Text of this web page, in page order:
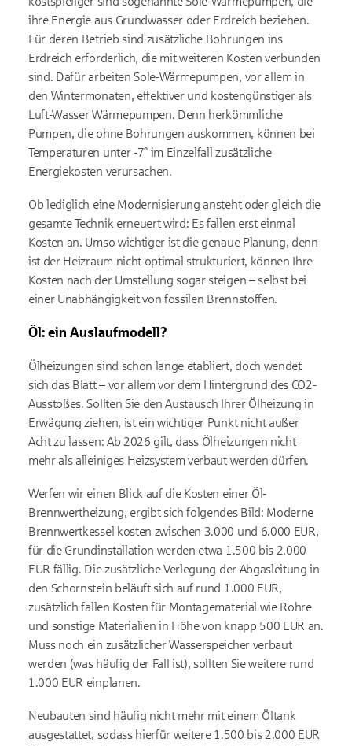
ihre Energie aus Grundwasser oder Erdreich beziehen.
Für deren Betrieb sind zusätzliche Bohrungen ins
Erdreich erforderlich, die mit weiteren Kosten verbunden
sind. Dafür arbeiten Sole-Wärmepumpen, vor allem in
den Wintermonaten, effektiver und kostengünstiger als
Luft-Wasser Wärmepumpen. Denn herkömmliche
Pumpen, die ohne Bohrungen auskommen, können bei
Temperaturen unter -7° im Einzelfall zusätzliche
Energiekosten verursachen.
Ob lediglich eine Modernisierung ansteht oder gleich die
gesamte Technik erneuert wird: Es fallen erst einmal
Kosten an. Umso wichtiger ist die genaue Planung, denn
ist der Heizraum nicht optimal strukturiert, können Ihre
Kosten nach der Umstellung sogar steigen – selbst bei
einer Unabhängigkeit von fossilen Brennstoffen.
Öl: ein Auslaufmodell?
Ölheizungen sind schon lange etabliert, doch wendet
sich das Blatt – vor allem vor dem Hintergrund des CO2-
Ausstoßes. Sollten Sie den Austausch Ihrer Ölheizung in
Erwägung ziehen, ist ein wichtiger Punkt nicht außer
Acht zu lassen: Ab 2026 gilt, dass Ölheizungen nicht
mehr als alleiniges Heizsystem verbaut werden dürfen.
Werfen wir einen Blick auf die Kosten einer Öl-
Brennwertheizung, ergibt sich folgendes Bild: Moderne
Brennwertkessel kosten zwischen 3.000 und 6.000 EUR,
für die Grundinstallation werden etwa 1.500 bis 2.000
EUR fällig. Die zusätzliche Verlegung der Abgasleitung in
den Schornstein beläuft sich auf rund 1.000 EUR,
zusätzlich fallen Kosten für Montagematerial wie Rohre
und sonstige Materialien in Höhe von knapp 500 EUR an.
Muss noch ein zusätzlicher Wasserspeicher verbaut
werden (was häufig der Fall ist), sollten Sie weitere rund
1.000 EUR einplanen.
Neubauten sind häufig nicht mehr mit einem Öltank
ausgestattet, sodass hierfür weitere 1.500 bis 2.000 EUR